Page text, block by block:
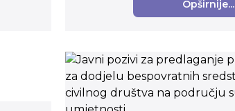
Opširnije...